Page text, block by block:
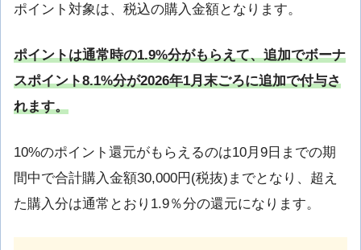
ポイント対象は、税込の購入金額となります。
ポイントは通常時の1.9%分がもらえて、追加でボーナ
スポイント8.1%分が2026年1月末ごろに追加で付与さ
れます。
10%のポイント還元がもらえるのは10月9日までの期
間中で合計購入金額30,000円(税抜)までとなり、超え
た購入分は通常とおり1.9％分の還元になります。